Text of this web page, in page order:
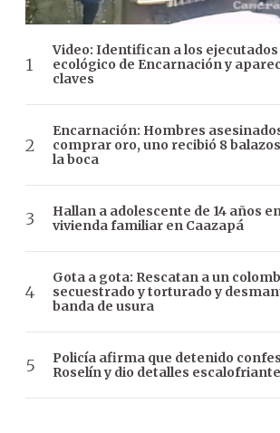
Video: Identifican a los
ecológico de Encarnación y
claves
Encarnación: Hombres
comprar oro, uno recibió 8
la boca
Hallan a adolescente de 14 años
vivienda familiar en Caazapá
Gota a gota: Rescatan a un
secuestrado y torturado y
banda de usura
Policía afirma que detenido
Roselín y dio detalles